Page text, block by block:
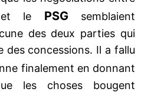
le PSG
semblaient
des deux parties qui
des concessions. Il a fallu
finalement en donnant
les choses bougent